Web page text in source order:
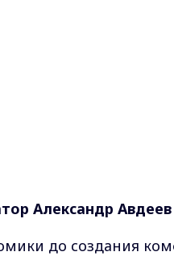
Александр
до создания